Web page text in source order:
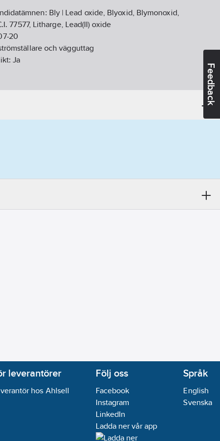
Feedback
Bly | Lead oxide, Blyoxid, Blymonoxid,
77577, Litharge, Lead(II) oxide
20
och vägguttag
Ja
leverantörer
hos Ahlsell
Följ oss
Facebook
Instagram
LinkedIn
Ladda ner vår app
Språk
English
Svenska